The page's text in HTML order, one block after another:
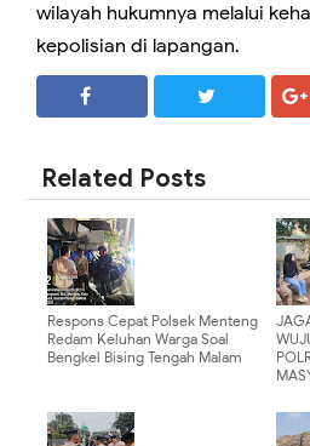
wilayah hukumnya melalui
kepolisian di lapangan.
Related Posts
Respons Cepat Polsek Menteng
Redam Keluhan Warga Soal
Bengkel Bising Tengah Malam